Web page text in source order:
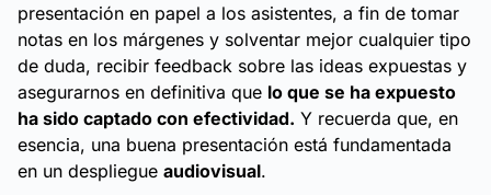
presentación en papel a los asistentes, a fin de tomar
notas en los márgenes y solventar mejor cualquier tipo
de duda, recibir feedback sobre las ideas expuestas y
asegurarnos en definitiva que lo que se ha expuesto
ha sido captado con efectividad. Y recuerda que, en
esencia, una buena presentación está fundamentada
en un despliegue audiovisual.